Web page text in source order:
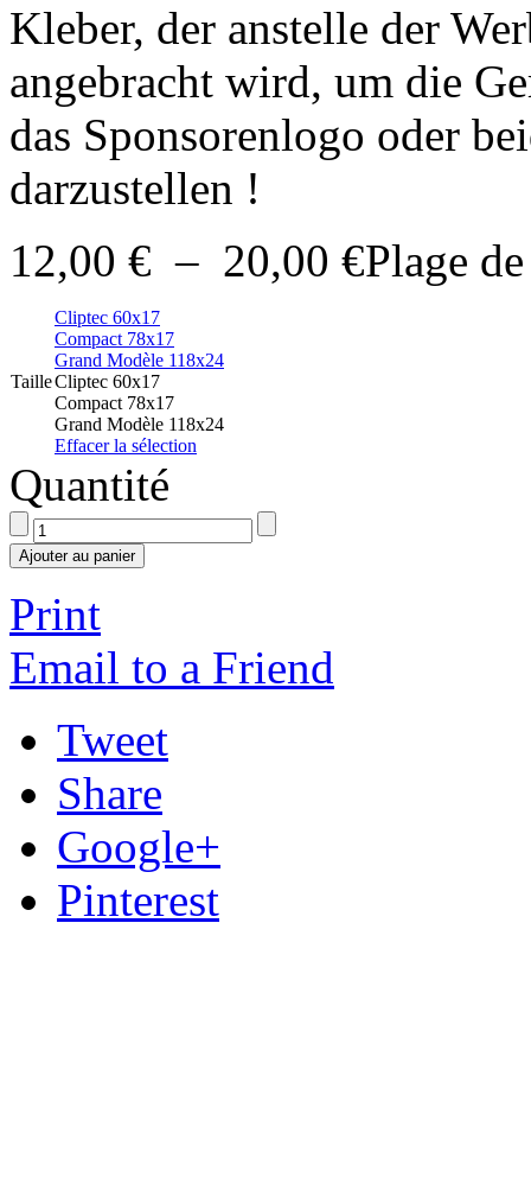
Kleber, der anstelle der
angebracht wird, um die
das Sponsorenlogo oder
darzustellen !
12,00 € – 20,00 €Plage
Taille
Cliptec 60x17
Compact 78x17
Grand Modèle 118x24
Cliptec 60x17
Compact 78x17
Grand Modèle 118x24
Effacer la sélection
Quantité
Ajouter au panier
Print
Email to a Friend
Tweet
Share
Google+
Pinterest